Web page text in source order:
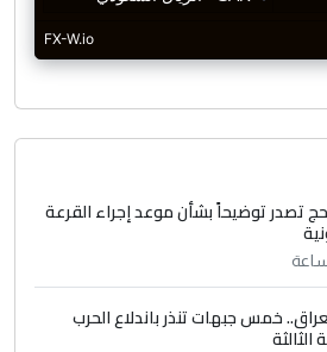
تصدر توضيحاً بشأن موعد إجراء القرعة
خمس جبهات تنذر باندلاع الحرب
الثالثة